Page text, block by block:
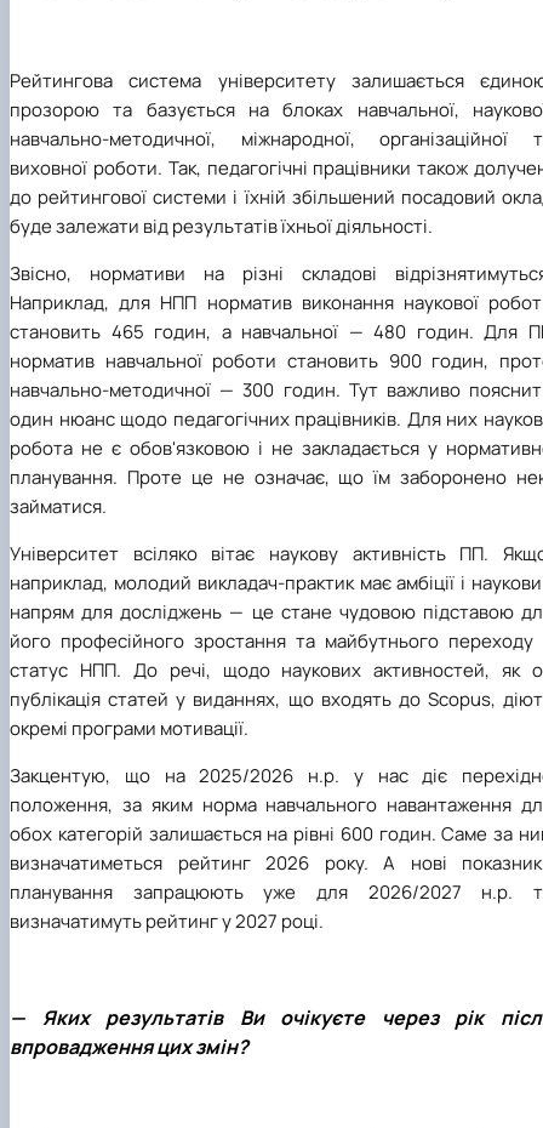
Рейтингова система університету залишається
прозорою та базується на блоках навчальної,
навчально-методичної, міжнародної, організаційної
виховної роботи. Так, педагогічні працівники також
до рейтингової системи і їхній збільшений посадовий
буде залежати від результатів їхньої діяльності.
Звісно, нормативи на різні складові
Наприклад, для НПП норматив виконання наукової
становить 465 годин, а навчальної — 480 годин. Для
норматив навчальної роботи становить 900 годин,
навчально-методичної — 300 годин. Тут важливо
один нюанс щодо педагогічних працівників. Для них
робота не є обов'язковою і не закладається у
планування. Проте це не означає, що їм заборонено
займатися.
Університет всіляко вітає наукову активність ПП.
наприклад, молодий викладач-практик має амбіції і
напрям для досліджень — це стане чудовою підставою
його професійного зростання та майбутнього переходу
статус НПП. До речі, щодо наукових активностей, як
публікація статей у виданнях, що входять до Scopus,
окремі програми мотивації.
Закцентую, що на 2025/2026 н.р. у нас діє
положення, за яким норма навчального навантаження
обох категорій залишається на рівні 600 годин. Саме за
визначатиметься рейтинг 2026 року. А нові
планування запрацюють уже для 2026/2027 н.р.
визначатимуть рейтинг у 2027 році.
— Яких результатів Ви очікуєте через рік
впровадження цих змін?